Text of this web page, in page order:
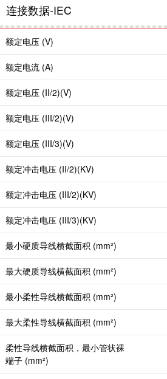
连接数据-IEC
额定电压 (V)
额定电流 (A)
额定电压 (II/2)(V)
额定电压 (III/2)(V)
额定电压 (III/3)(V)
额定冲击电压 (II/2)(KV)
额定冲击电压 (III/2)(KV)
额定冲击电压 (III/3)(KV)
最小硬质导线横截面积 (mm²)
最大硬质导线横截面积 (mm²)
最小柔性导线横截面积 (mm²)
最大柔性导线横截面积 (mm²)
柔性导线横截面积，最小管状裸
端子 (mm²)